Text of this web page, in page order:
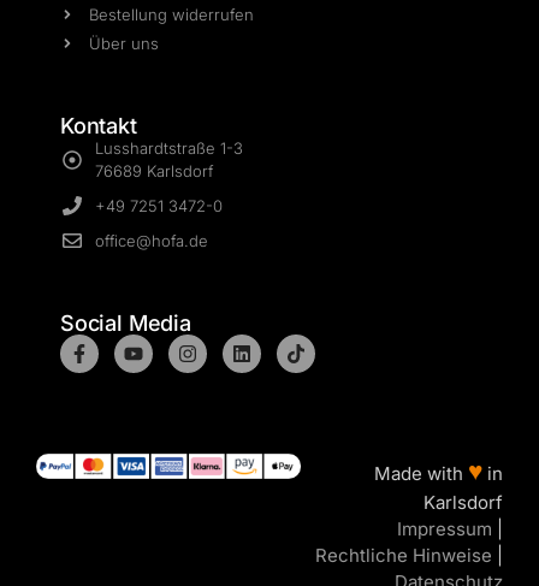
Bestellung widerrufen
Über uns
Kontakt
Lusshardtstraße 1-3
76689 Karlsdorf
+49 7251 3472-0
office@hofa.de
Social Media
Made with ♥ in
Karlsdorf
Impressum
Rechtliche Hinweise
Datenschutz